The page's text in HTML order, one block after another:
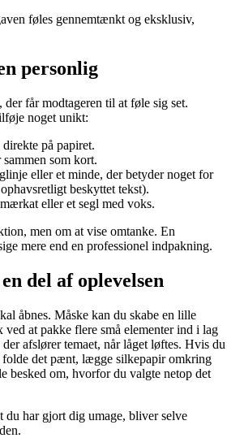
føles gennemtænkt og eksklusiv,
personlig
får modtageren til at føle sig set.
noget unikt:
på papiret.
som kort.
eller et minde, der betyder noget for
beskyttet tekst).
eller et segl med voks.
men om at vise omtanke. En
mere end en professionel indpakning.
del af oplevelsen
åbnes. Måske kan du skabe en lille
ved at pakke flere små elementer ind i lag
afslører temaet, når låget løftes. Hvis du
folde det pænt, lægge silkepapir omkring
besked om, hvorfor du valgte netop det
du har gjort dig umage, bliver selve